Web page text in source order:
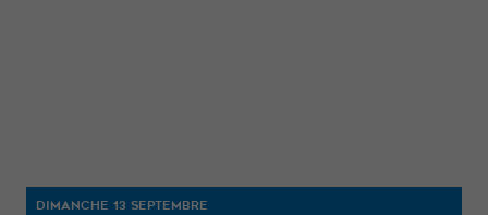
DIMANCHE 13 SEPTEMBRE